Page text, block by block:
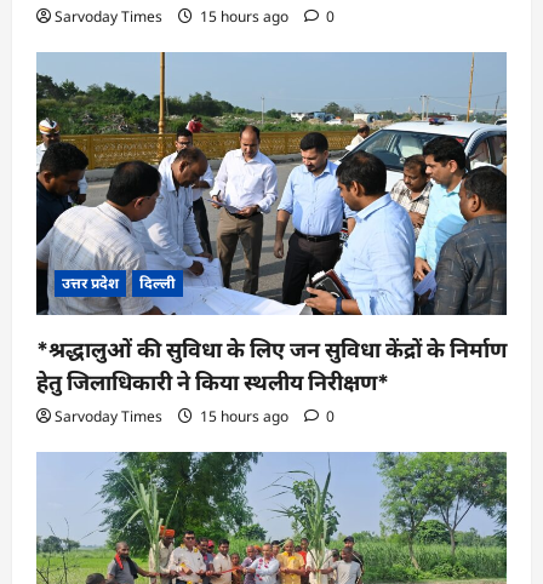
Sarvoday Times 15 hours ago 0
उत्तर प्रदेश दिल्ली
*श्रद्धालुओं की सुविधा के लिए जन सुविधा केंद्रों के निर्माण
हेतु जिलाधिकारी ने किया स्थलीय निरीक्षण*
Sarvoday Times 15 hours ago 0